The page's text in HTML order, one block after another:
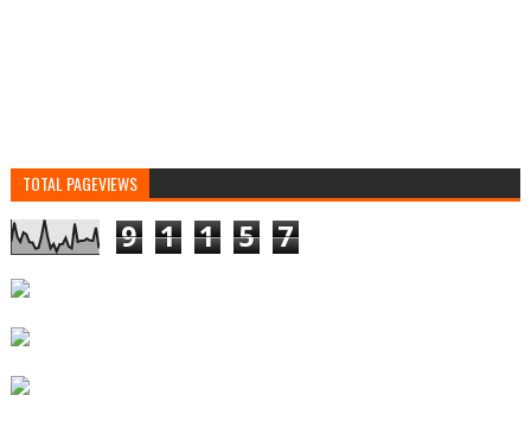
TOTAL PAGEVIEWS
9 1 1 5 7